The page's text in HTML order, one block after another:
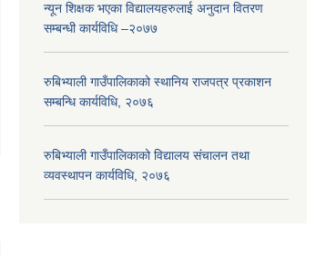
न्यून शिक्षक भएका ‍विद्यालयहरुलाई अनुदान वितरण
सम्बन्धी कार्यविधि –२०७७
रुबिभ्याली गाउँपालिकाको स्थानिय राजपत्र प्रकाशन
सम्बन्धि कार्यविधि, २०७६
रुबिभ्याली गाउँपालिकाको विद्यालय संचालन तथा
व्यवस्थापन कार्यविधि, २०७६